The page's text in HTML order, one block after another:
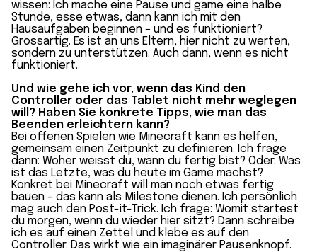
wissen: Ich mache eine Pause und game eine halbe
Stunde, esse etwas, dann kann ich mit den
Hausaufgaben beginnen – und es funktioniert?
Grossartig. Es ist an uns Eltern, hier nicht zu werten,
sondern zu unterstützen. Auch dann, wenn es nicht
funktioniert.
Und wie gehe ich vor, wenn das Kind den
Controller oder das Tablet nicht mehr weglegen
will? Haben Sie konkrete Tipps, wie man das
Beenden erleichtern kann?
Bei offenen Spielen wie Minecraft kann es helfen,
gemeinsam einen Zeitpunkt zu definieren. Ich frage
dann: Woher weisst du, wann du fertig bist? Oder: Was
ist das Letzte, was du heute im Game machst?
Konkret bei Minecraft will man noch etwas fertig
bauen – das kann als Milestone dienen. Ich persönlich
mag auch den Post-it-Trick. Ich frage: Womit startest
du morgen, wenn du wieder hier sitzt? Dann schreibe
ich es auf einen Zettel und klebe es auf den
Controller. Das wirkt wie ein imaginärer Pausenknopf.